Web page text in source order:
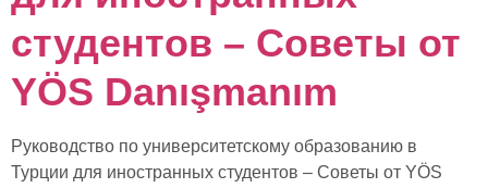
студентов – Советы от
YÖS Danışmanım
Руководство по университетскому образованию в
Турции для иностранных студентов – Советы от YÖS